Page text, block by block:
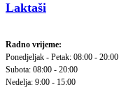
Laktaši
Radno vrijeme:
Ponedjeljak - Petak: 08:00 - 20:00
Subota: 08:00 - 20:00
Nedelja: 9:00 - 15:00